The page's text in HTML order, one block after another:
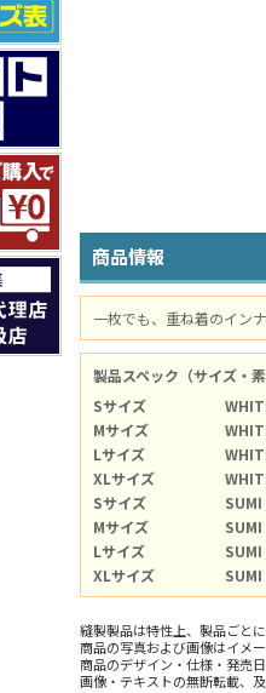
商品情報
一枚でも、重ね着のイン
製品スペック（サイズ・素
Sサイズ
Mサイズ
Lサイズ
XLサイズ
Sサイズ
SUMI
Mサイズ
SUMI
Lサイズ
SUMI
XLサイズ
SUMI
縫製製品は特性上、製品ごと
商品の写真および画像はイメ
商品のデザイン・仕様・発売
画像・テキストの無断転載、